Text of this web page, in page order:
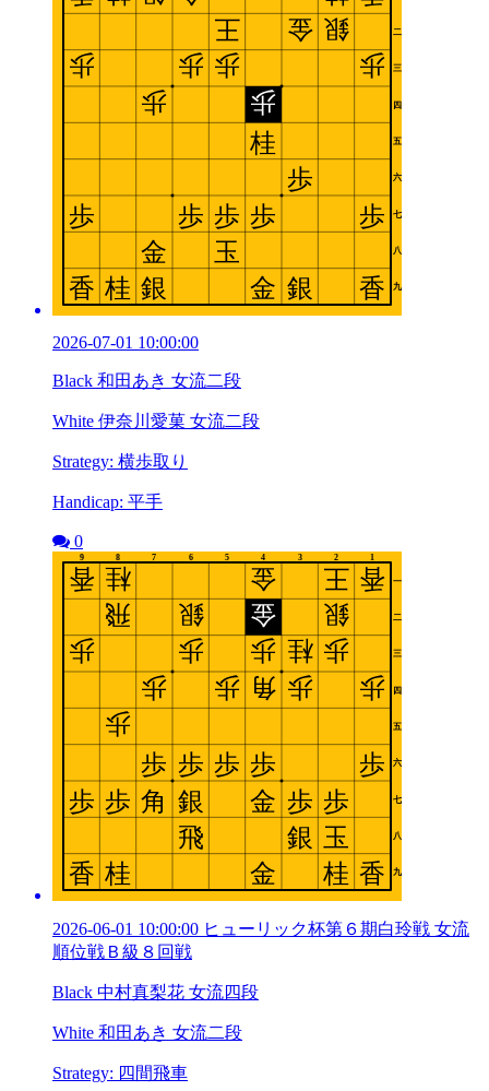
2026-07-01 10:00:00
Black 和田あき 女流二段
White 伊奈川愛菓 女流二段
Strategy: 横歩取り
Handicap: 平手
0
2026-06-01 10:00:00 ヒューリック杯第６期白玲戦 女流
順位戦Ｂ級８回戦
Black 中村真梨花 女流四段
White 和田あき 女流二段
Strategy: 四間飛車